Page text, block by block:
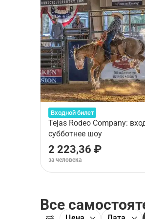
Входной билет
Tejas Rodeo Company:
субботнее шоу
2 223,36 ₽
за человека
Все